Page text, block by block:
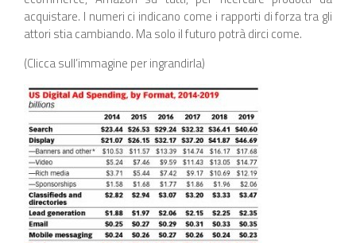
acquistare. I numeri ci indicano come i rapporti di forza tra gli
attori stia cambiando. Ma solo il futuro potrà dirci come.
(Clicca sull’immagine per ingrandirla)